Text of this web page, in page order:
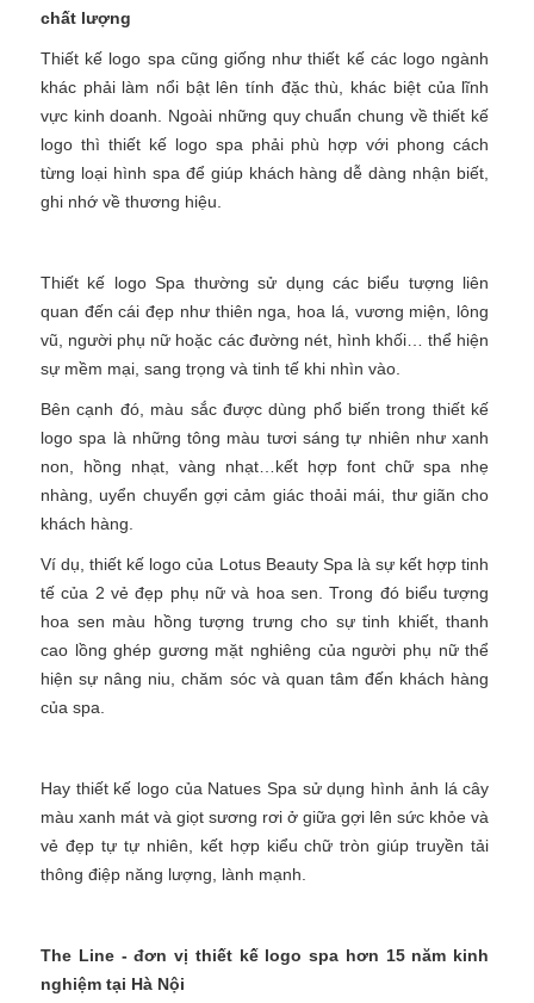
chất lượng
Thiết kế logo spa cũng giống như thiết kế các logo ngành
khác phải làm nổi bật lên tính đặc thù, khác biệt của lĩnh
vực kinh doanh. Ngoài những quy chuẩn chung về thiết kế
logo thì thiết kế logo spa phải phù hợp với phong cách
từng loại hình spa để giúp khách hàng dễ dàng nhận biết,
ghi nhớ về thương hiệu.
Thiết kế logo Spa thường sử dụng các biểu tượng liên
quan đến cái đẹp như thiên nga, hoa lá, vương miện, lông
vũ, người phụ nữ hoặc các đường nét, hình khối… thể hiện
sự mềm mại, sang trọng và tinh tế khi nhìn vào.
Bên cạnh đó, màu sắc được dùng phổ biến trong thiết kế
logo spa là những tông màu tươi sáng tự nhiên như xanh
non, hồng nhạt, vàng nhạt…kết hợp font chữ spa nhẹ
nhàng, uyển chuyển gợi cảm giác thoải mái, thư giãn cho
khách hàng.
Ví dụ, thiết kế logo của Lotus Beauty Spa là sự kết hợp tinh
tế của 2 vẻ đẹp phụ nữ và hoa sen. Trong đó biểu tượng
hoa sen màu hồng tượng trưng cho sự tinh khiết, thanh
cao lồng ghép gương mặt nghiêng của người phụ nữ thể
hiện sự nâng niu, chăm sóc và quan tâm đến khách hàng
của spa.
Hay thiết kế logo của Natues Spa sử dụng hình ảnh lá cây
màu xanh mát và giọt sương rơi ở giữa gợi lên sức khỏe và
vẻ đẹp tự tự nhiên, kết hợp kiểu chữ tròn giúp truyền tải
thông điệp năng lượng, lành mạnh.
The Line - đơn vị thiết kế logo spa hơn 15 năm kinh
nghiệm tại Hà Nội